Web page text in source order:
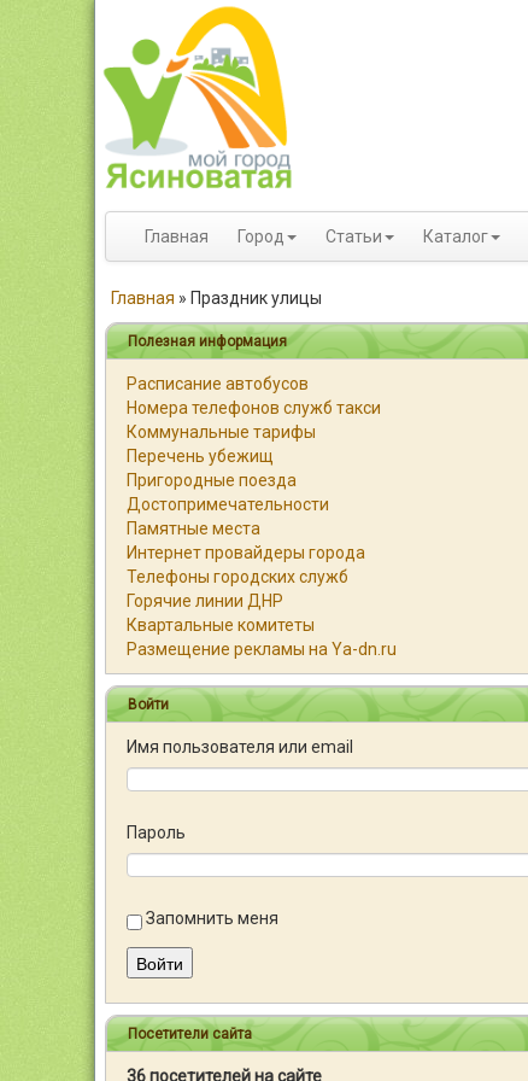
Главная Город Статьи Каталог
Главная » Праздник улицы
Полезная информация
Расписание автобусов
Номера телефонов служб такси
Коммунальные тарифы
Перечень убежищ
Пригородные поезда
Достопримечательности
Памятные места
Интернет провайдеры города
Телефоны городских служб
Горячие линии ДНР
Квартальные комитеты
Размещение рекламы на Ya-dn.ru
Войти
Имя пользователя или email
Пароль
Запомнить меня
Войти
Посетители сайта
36 посетителей на сайте